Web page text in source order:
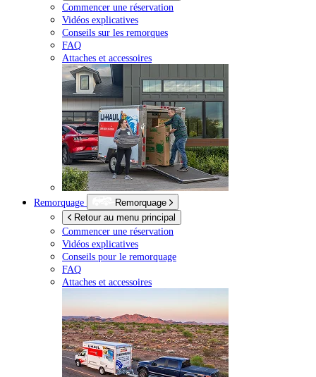
Commencer une réservation
Vidéos explicatives
Conseils sur les remorques
FAQ
Attaches et accessoires
Remorquage
Remorquage
Retour au menu principal
Commencer une réservation
Vidéos explicatives
Conseils pour le remorquage
FAQ
Attaches et accessoires